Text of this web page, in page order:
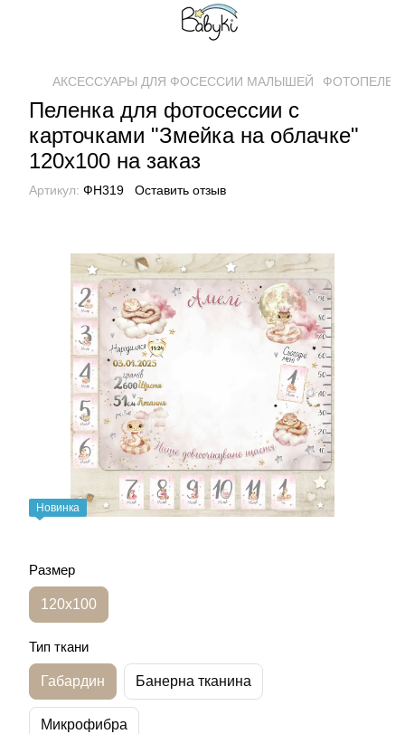
АКСЕССУАРЫ ДЛЯ ФОСЕССИИ МАЛЫШЕЙ
Пеленка для фотосессии с
карточками "Змейка на облачке"
120х100 на заказ
Артикул: ФН319 Оставить отзыв
Новинка
Размер
120х100
Тип ткани
Габардин Банерна тканина
Микрофибра